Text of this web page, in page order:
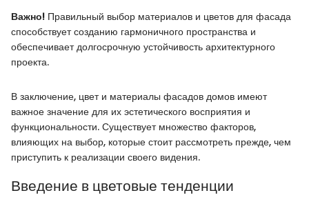
Важно! Правильный выбор материалов и цветов для фасада
способствует созданию гармоничного пространства и
обеспечивает долгосрочную устойчивость архитектурного
проекта.
В заключение, цвет и материалы фасадов домов имеют
важное значение для их эстетического восприятия и
функциональности. Существует множество факторов,
влияющих на выбор, которые стоит рассмотреть прежде, чем
приступить к реализации своего видения.
Введение в цветовые тенденции